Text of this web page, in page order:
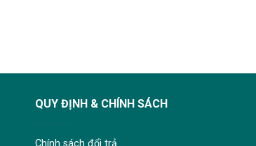
QUY ĐỊNH & CHÍNH SÁCH
Chính sách đổi trả